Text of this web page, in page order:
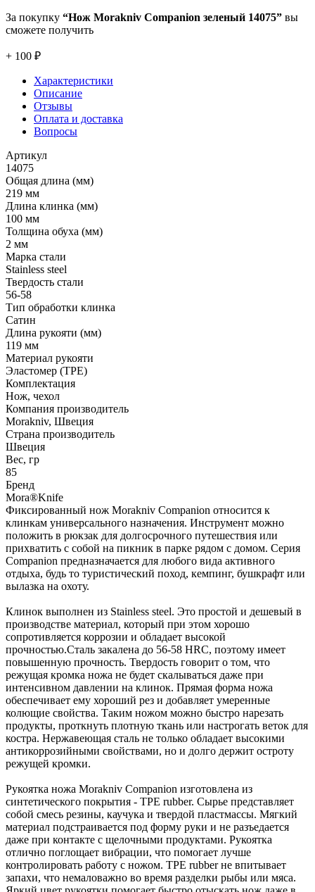
За покупку “Нож Morakniv Companion зеленый 14075” вы
сможете получить
+ 100 ₽
Характеристики
Описание
Отзывы
Оплата и доставка
Вопросы
Артикул
14075
Общая длина (мм)
219 мм
Длина клинка (мм)
100 мм
Толщина обуха (мм)
2 мм
Марка стали
Stainless steel
Твердость стали
56-58
Тип обработки клинка
Сатин
Длина рукояти (мм)
119 мм
Материал рукояти
Эластомер (TPE)
Комплектация
Нож, чехол
Компания производитель
Morakniv, Швеция
Страна производитель
Швеция
Вес, гр
85
Бренд
Mora®Knife
Фиксированный нож Morakniv Companion относится к
клинкам универсального назначения. Инструмент можно
положить в рюкзак для долгосрочного путешествия или
прихватить с собой на пикник в парке рядом с домом. Серия
Companion предназначается для любого вида активного
отдыха, будь то туристический поход, кемпинг, бушкрафт или
вылазка на охоту.
Клинок выполнен из Stainless steel. Это простой и дешевый в
производстве материал, который при этом хорошо
сопротивляется коррозии и обладает высокой
прочностью.Сталь закалена до 56-58 HRC, поэтому имеет
повышенную прочность. Твердость говорит о том, что
режущая кромка ножа не будет скалываться даже при
интенсивном давлении на клинок. Прямая форма ножа
обеспечивает ему хороший рез и добавляет умеренные
колющие свойства. Таким ножом можно быстро нарезать
продукты, проткнуть плотную ткань или настрогать веток для
костра. Нержавеющая сталь не только обладает высокими
антикоррозийными свойствами, но и долго держит остроту
режущей кромки.
Рукоятка ножа Morakniv Companion изготовлена из
синтетического покрытия - TPE rubber. Сырье представляет
собой смесь резины, каучука и твердой пластмассы. Мягкий
материал подстраивается под форму руки и не разъедается
даже при контакте с щелочными продуктами. Рукоятка
отлично поглощает вибрации, что помогает лучше
контролировать работу с ножом. TPE rubber не впитывает
запахи, что немаловажно во время разделки рыбы или мяса.